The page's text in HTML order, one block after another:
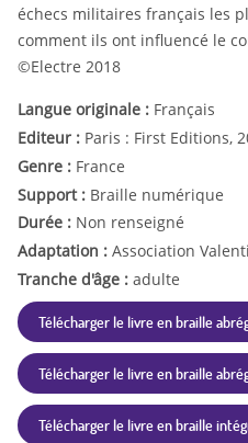
échecs militaires français les
comment ils ont influencé le
©Electre 2018
Langue originale : Français
Editeur : Paris : First Editions,
Genre : France
Support : Braille numérique
Durée : Non renseigné
Adaptation : Association
Tranche d'âge : adulte
Télécharger le livre en braille
Télécharger le livre en braille
Télécharger le livre en braille